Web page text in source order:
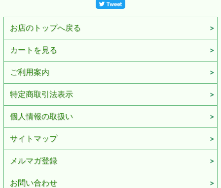
お店のトップへ戻る
カートを見る
ご利用案内
特定商取引法表示
個人情報の取扱い
サイトマップ
メルマガ登録
お問い合わせ